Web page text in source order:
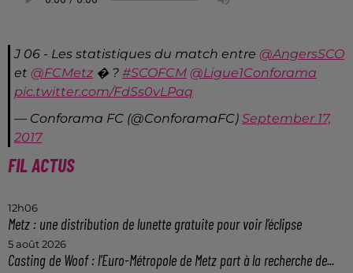
J 06 - Les statistiques du match entre @AngersSCO
et @FCMetz � ? #SCOFCM @Ligue1Conforama
pic.twitter.com/FdSs0vLPaq
— Conforama FC (@ConforamaFC) September 17,
2017
FIL ACTUS
12h06
Metz : une distribution de lunette gratuite pour voir l’éclipse
5 août 2026
Casting de Woof : l'Euro-Métropole de Metz part à la recherche de...